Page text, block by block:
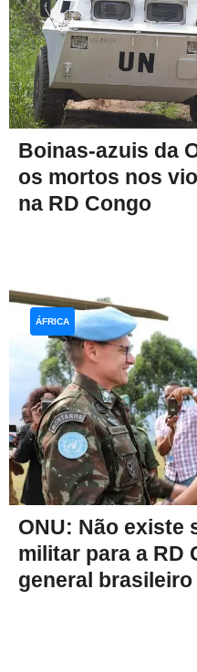
Boinas-azuis da
os mortos nos
na RD Congo
ONU: Não existe
militar para a RD
general brasileiro
ÁFRICA